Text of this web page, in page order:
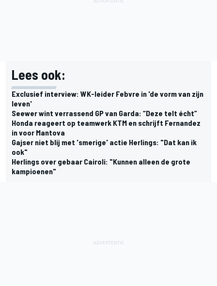
Lees ook:
Exclusief interview: WK-leider Febvre in 'de vorm van zijn
leven'
Seewer wint verrassend GP van Garda: “Deze telt écht”
Honda reageert op teamwerk KTM en schrijft Fernandez
in voor Mantova
Gajser niet blij met 'smerige' actie Herlings: "Dat kan ik
ook"
Herlings over gebaar Cairoli: "Kunnen alleen de grote
kampioenen"